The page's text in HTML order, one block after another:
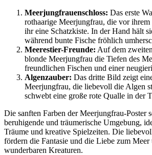
Meerjungfrauenschloss: Das erste
rothaarige Meerjungfrau, die vor ihrem
ihr eine Schatzkiste. In der Hand hält
während bunte Fische fröhlich
Meerestier-Freunde: Auf dem
blonde Meerjungfrau die Tiefen des
freundlichen Fischen und einer
Algenzauber: Das dritte Bild zeigt
Meerjungfrau, die liebevoll die Algen
schwebt eine große rote Qualle in der
Die sanften Farben der Meerjungfrau-Poster
beruhigende und träumerische Umgebung,
Träume und kreative Spielzeiten. Die
fördern die Fantasie und die Liebe zum Meer
wunderbaren Kreaturen.